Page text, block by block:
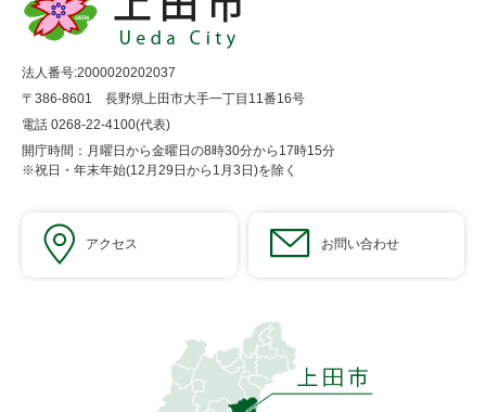
法人番号:2000020202037
〒386-8601 長野県上田市大手一丁目11番16号
電話 0268-22-4100(代表)
開庁時間：月曜日から金曜日の8時30分から17時15分
※祝日・年末年始(12月29日から1月3日)を除く
アクセス お問い合わせ